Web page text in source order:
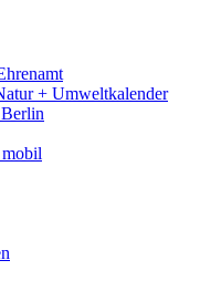
+ Umweltkalender